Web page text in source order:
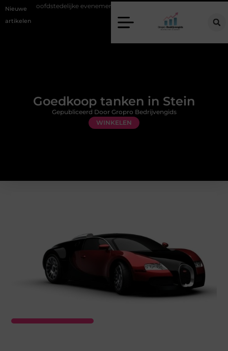
Nieuwe
artikelen
hoofdstedelijke evenementen
Goedkoop tanken in Stein
WINKELEN
Gepubliceerd Door Gropro Bedrijvengids